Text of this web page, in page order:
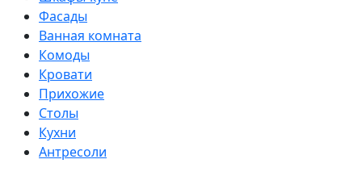
Фасады
Ванная комната
Комоды
Кровати
Прихожие
Столы
Кухни
Антресоли